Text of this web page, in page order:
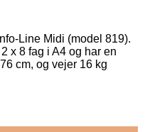
Line Midi (model 819).
x 8 fag i A4 og har en
cm, og vejer 16 kg